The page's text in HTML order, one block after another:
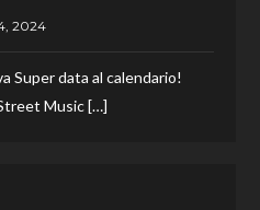
Super data al calendario!
Music […]